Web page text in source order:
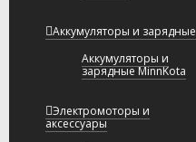
Аккумуляторы и зарядные
Аккумуляторы и
зарядные MinnKota
Электромоторы и
аксессуары